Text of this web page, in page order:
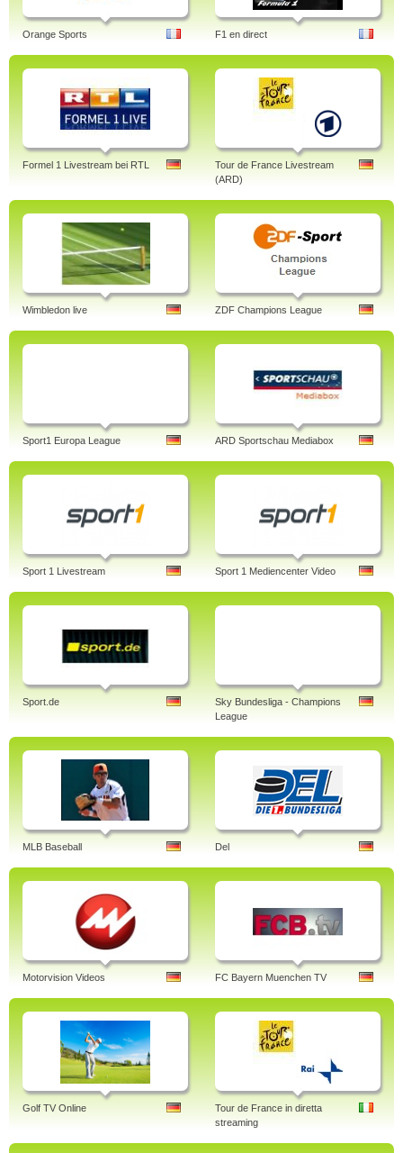
Orange Sports F1 en direct
Formel 1 Livestream bei RTL
Tour de France Livestream
(ARD)
Wimbledon live ZDF Champions League
Sport1 Europa League ARD Sportschau Mediabox
Sport 1 Livestream Sport 1 Mediencenter Video
Sport.de
Sky Bundesliga - Champions
League
MLB Baseball Del
Motorvision Videos FC Bayern Muenchen TV
Golf TV Online
Tour de France in diretta
streaming